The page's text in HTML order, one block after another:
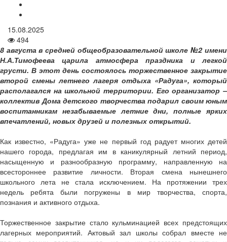
15.08.2025
494
8 августа в средней общеобразовательной школе №2 имени
Н.А.Тимофеева царила атмосфера праздника и легкой
грусти. В этот день состоялось торжественное закрытие
второй смены летнего лагеря отдыха «Радуга», который
располагался на школьной территории. Его организатор –
коллектив Дома детского творчества подарил своим юным
воспитанникам незабываемые летние дни, полные ярких
впечатлений, новых друзей и полезных открытий.
Как известно, «Радуга» уже не первый год радует многих детей
нашего города, предлагая им в каникулярный летний период,
насыщенную и разнообразную программу, направленную на
всестороннее развитие личности. Вторая смена нынешнего
школьного лета не стала исключением. На протяжении трех
недель ребята были погружены в мир творчества, спорта,
познания и активного отдыха.
Торжественное закрытие стало кульминацией всех предстоящих
лагерных мероприятий. Актовый зал школы собрал вместе не